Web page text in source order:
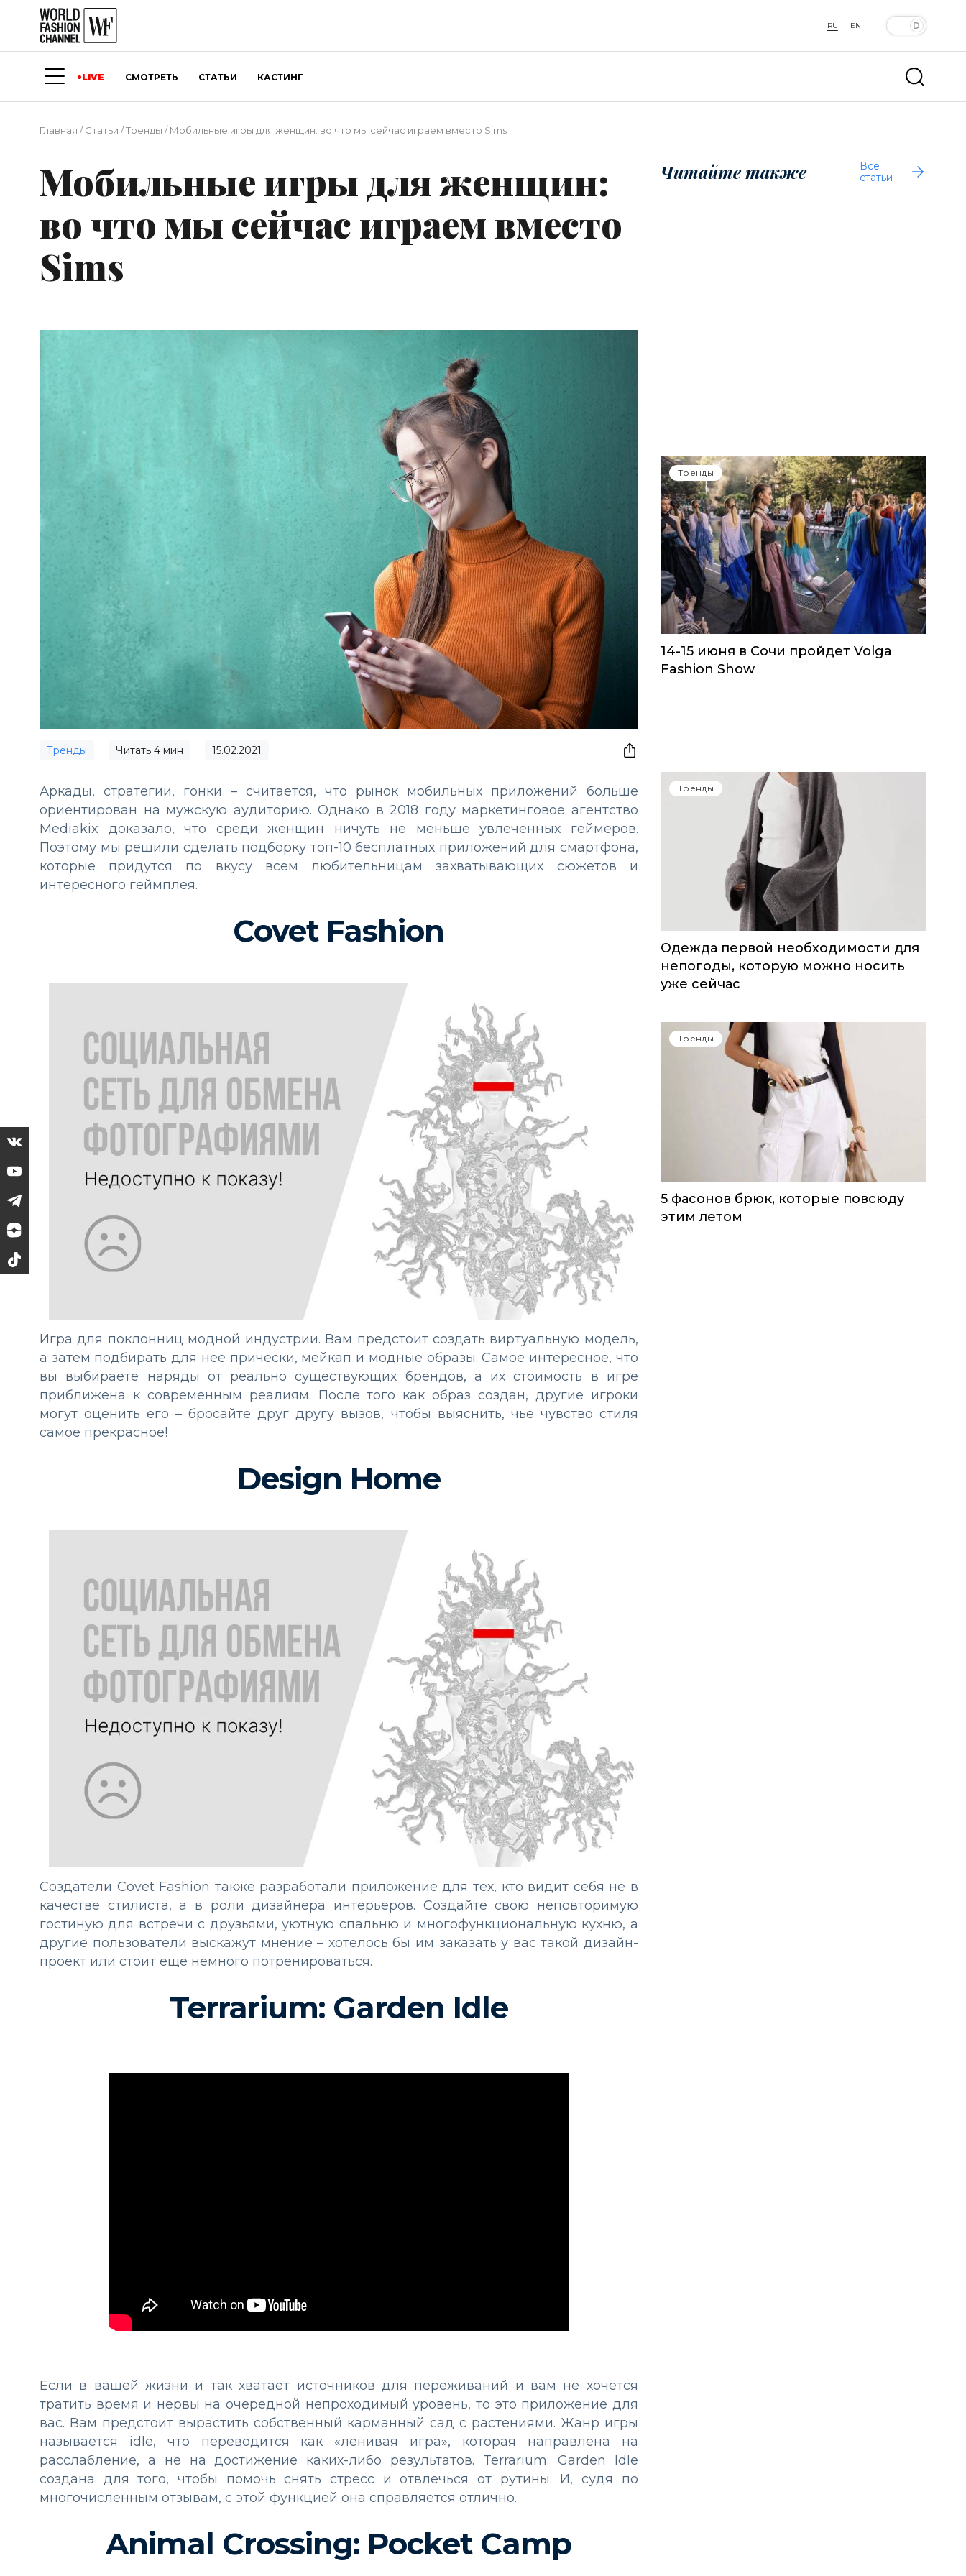
RU EN
LIVE СМОТРЕТЬ СТАТЬИ КАСТИНГ
Главная /Статьи /Тренды /Мобильные игры для женщин: во что мы сейчас играем вместо Sims
Мобильные игры для женщин:
во что мы сейчас играем вместо
Sims
Тренды Читать 4 мин 15.02.2021
Аркады, стратегии, гонки – считается, что рынок мобильных приложений больше
ориентирован на мужскую аудиторию. Однако в 2018 году маркетинговое агентство
Mediakix доказало, что среди женщин ничуть не меньше увлеченных геймеров.
Поэтому мы решили сделать подборку топ-10 бесплатных приложений для смартфона,
которые придутся по вкусу всем любительницам захватывающих сюжетов и
интересного геймплея.
Covet Fashion
Игра для поклонниц модной индустрии. Вам предстоит создать виртуальную модель,
а затем подбирать для нее прически, мейкап и модные образы. Самое интересное, что
вы выбираете наряды от реально существующих брендов, а их стоимость в игре
приближена к современным реалиям. После того как образ создан, другие игроки
могут оценить его – бросайте друг другу вызов, чтобы выяснить, чье чувство стиля
самое прекрасное!
Design Home
Создатели Covet Fashion также разработали приложение для тех, кто видит себя не в
качестве стилиста, а в роли дизайнера интерьеров. Создайте свою неповторимую
гостиную для встречи с друзьями, уютную спальню и многофункциональную кухню, а
другие пользователи выскажут мнение – хотелось бы им заказать у вас такой дизайн-
проект или стоит еще немного потренироваться.
Terrarium: Garden Idle
Если в вашей жизни и так хватает источников для переживаний и вам не хочется
тратить время и нервы на очередной непроходимый уровень, то это приложение для
вас. Вам предстоит вырастить собственный карманный сад с растениями. Жанр игры
называется idle, что переводится как «ленивая игра», которая направлена на
расслабление, а не на достижение каких-либо результатов. Terrarium: Garden Idle
создана для того, чтобы помочь снять стресс и отвлечься от рутины. И, судя по
многочисленным отзывам, с этой функцией она справляется отлично.
Animal Crossing: Pocket Camp
Читайте также
Все
статьи
Тренды
14-15 июня в Сочи пройдет Volga
Fashion Show
Тренды
Одежда первой необходимости для
непогоды, которую можно носить
уже сейчас
Тренды
5 фасонов брюк, которые повсюду
этим летом